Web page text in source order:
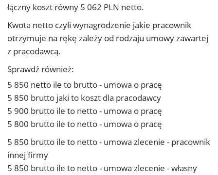
łączny koszt równy 5 062 PLN netto.
Kwota netto czyli wynagrodzenie jakie pracownik
otrzymuje na rękę zależy od rodzaju umowy zawartej
z pracodawcą.
Sprawdź również:
5 850 netto ile to brutto - umowa o pracę
5 850 brutto jaki to koszt dla pracodawcy
5 900 brutto ile to netto - umowa o pracę
5 800 brutto ile to netto - umowa o pracę
5 850 brutto ile to netto - umowa zlecenie - pracownik
innej firmy
5 850 brutto ile to netto - umowa zlecenie - własny